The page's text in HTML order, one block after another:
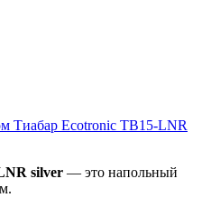
Тиабар Ecotronic TB15-LNR
silver — это напольный